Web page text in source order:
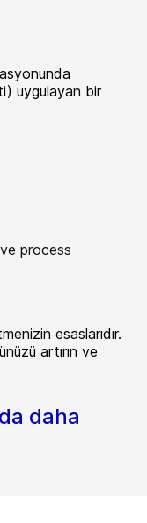
uygulayan bir
esaslarıdır.
artırın ve
daha